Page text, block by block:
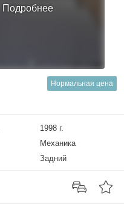
Подробнее
Нормальная цена
1998 г.
Механика
Задний